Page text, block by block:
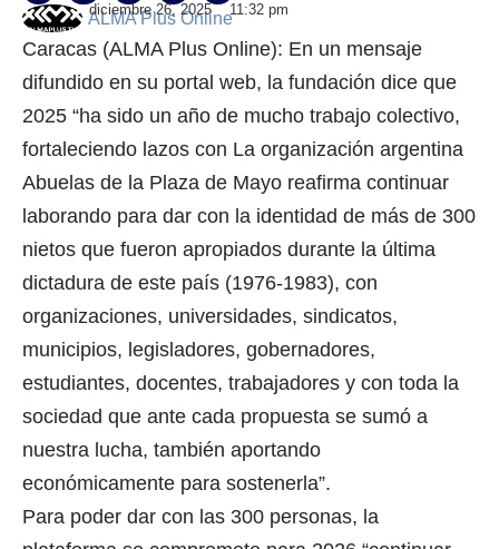
ALMA Plus Online
diciembre 26, 2025 11:32 pm
Caracas (ALMA Plus Online): En un mensaje
difundido en su portal web, la fundación dice que
2025 “ha sido un año de mucho trabajo colectivo,
fortaleciendo lazos con La organización argentina
Abuelas de la Plaza de Mayo reafirma continuar
laborando para dar con la identidad de más de 300
nietos que fueron apropiados durante la última
dictadura de este país (1976-1983), con
organizaciones, universidades, sindicatos,
municipios, legisladores, gobernadores,
estudiantes, docentes, trabajadores y con toda la
sociedad que ante cada propuesta se sumó a
nuestra lucha, también aportando
económicamente para sostenerla”.
Para poder dar con las 300 personas, la